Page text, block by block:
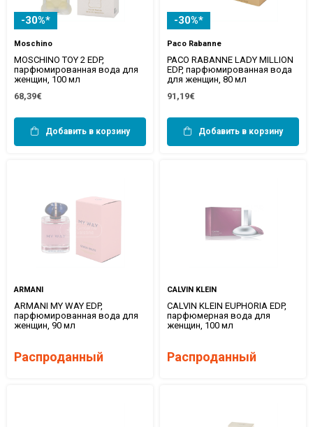
-30%*
Moschino
MOSCHINO TOY 2 EDP,
парфюмированная вода для
женщин, 100 мл
68,39€
Добавить в корзину
-30%*
Paco Rabanne
PACO RABANNE LADY MILLION
EDP, парфюмированная вода
для женщин, 80 мл
91,19€
Добавить в корзину
ARMANI
ARMANI MY WAY EDP,
парфюмированная вода для
женщин, 90 мл
Распроданный
CALVIN KLEIN
CALVIN KLEIN EUPHORIA EDP,
парфюмерная вода для
женщин, 100 мл
Распроданный